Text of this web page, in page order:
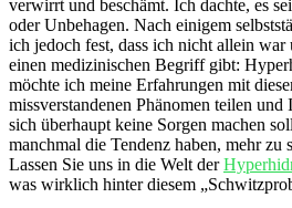
verwirrt und beschämt. Ich dachte, ⁣es
oder Unbehagen. Nach einigem
ich ‌jedoch fest, dass ⁣ich⁢ nicht ⁢allein war
einen medizinischen Begriff ⁤gibt:⁣
möchte ich meine Erfahrungen mit
missverstandenen Phänomen teilen
sich überhaupt‍ keine‌ Sorgen machen
manchmal die Tendenz haben, mehr zu‌
Lassen Sie uns⁤ in die Welt der
was wirklich hinter diesem